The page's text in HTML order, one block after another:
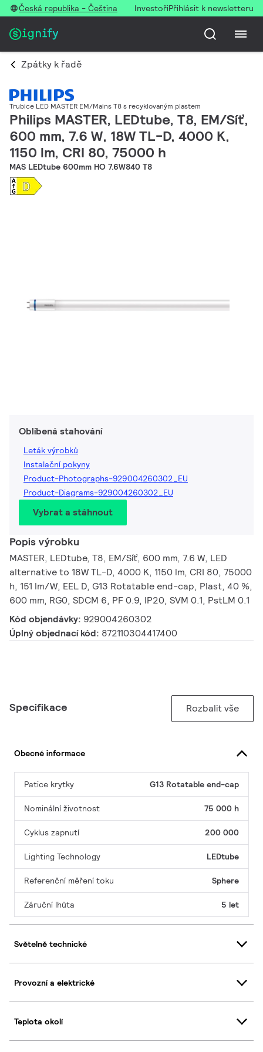
Česká republika - Čeština InvestořiPřihlásit k newsletteru
Zpátky k řadě
Trubice LED MASTER EM/Mains T8 s recyklovaným plastem
Philips MASTER, LEDtube, T8, EM/Síť,
600 mm, 7.6 W, 18W TL-D, 4000 K,
1150 lm, CRI 80, 75000 h
MAS LEDtube 600mm HO 7.6W840 T8
Oblíbená stahování
Leták výrobků
Instalační pokyny
Product-Photographs-929004260302_EU
Product-Diagrams-929004260302_EU
Vybrat a stáhnout
Popis výrobku
MASTER, LEDtube, T8, EM/Síť, 600 mm, 7.6 W, LED
alternative to 18W TL-D, 4000 K, 1150 lm, CRI 80, 75000
h, 151 lm/W, EEL D, G13 Rotatable end-cap, Plast, 40 %,
600 mm, RG0, SDCM 6, PF 0.9, IP20, SVM 0.1, PstLM 0.1
Kód objendávky: 929004260302
Úplný objednací kód: 872110304417400
Specifikace Rozbalit vše
Obecné informace
Patice krytky G13 Rotatable end-cap
Nominální životnost 75 000 h
Cyklus zapnutí 200 000
Lighting Technology LEDtube
Referenční měření toku Sphere
Záruční lhůta 5 let
Světelně technické
Provozní a elektrické
Teplota okolí